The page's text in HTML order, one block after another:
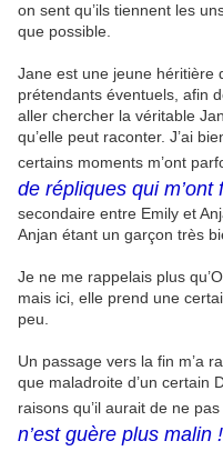
on sent qu’ils tiennent les
que possible.
Jane est une jeune héritière
prétendants éventuels, afin
aller chercher la véritable
qu’elle peut raconter. J’ai
certains moments m’ont
de répliques qui m’ont
secondaire entre Emily et
Anjan étant un garçon très
Je ne me rappelais plus
mais ici, elle prend une
peu.
Un passage vers la fin m’a
que maladroite d’un certain
raisons qu’il aurait de ne
n’est guère plus malin !